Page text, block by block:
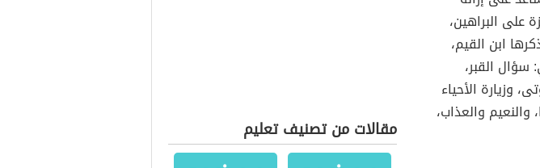
على البراهين،
ابن القيم،
القبر،
وزيارة الأحياء
والنعيم والعذاب،
مقالات من تصنيف تعليم